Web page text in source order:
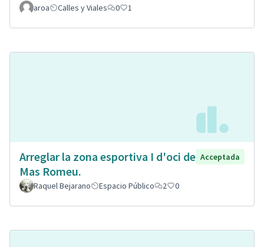
aroa Calles y Viales 0 1
Arreglar la zona esportiva I d'oci de
Mas Romeu.
Acceptada
Raquel Bejarano Espacio Público 2 0